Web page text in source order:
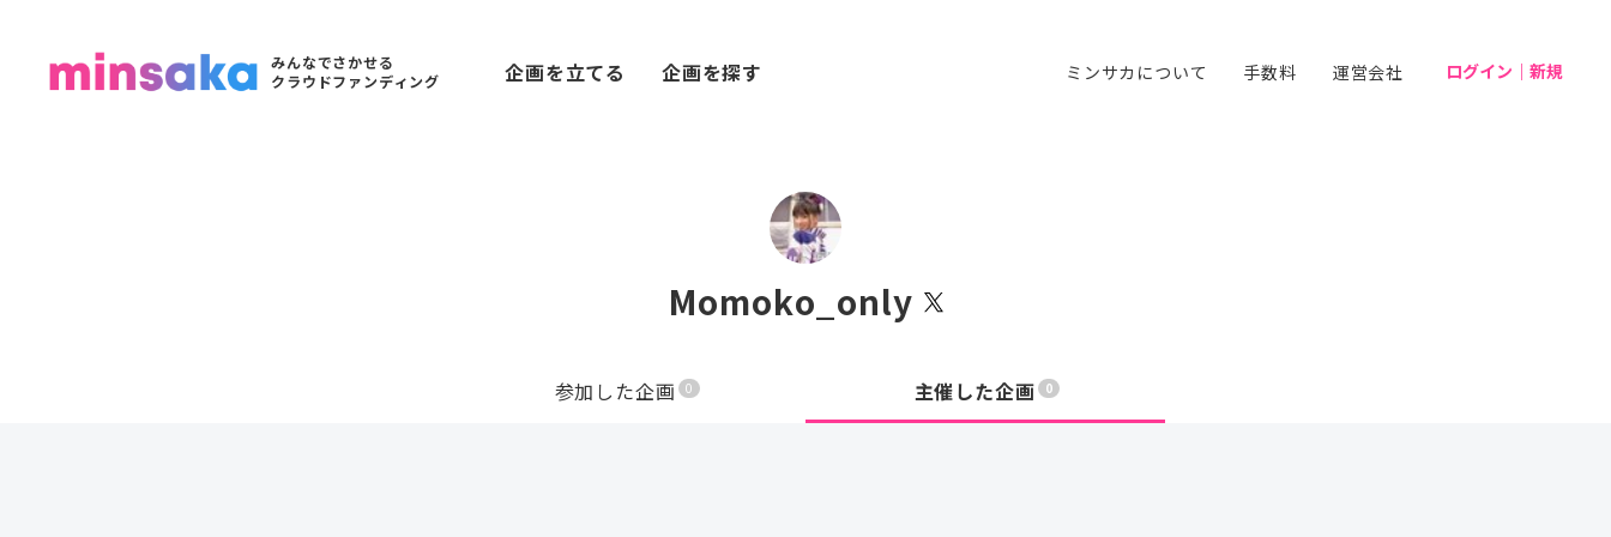
みんなでさかせる
クラウドファンディング
企画を立てる 企画を探す ミンサカについて 手数料 運営会社 ログイン｜新規
Momoko_only
参加した企画 0 主催した企画 0